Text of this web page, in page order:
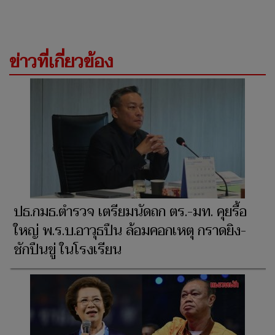
ข่าวที่เกี่ยวข้อง
ปธ.กมธ.ตำรวจ เตรียมนัดถก ตร.-มท. คุยรื้อ
ใหญ่ พ.ร.บ.อาวุธปืน ล้อมคอกเหตุ กราดยิง-
ชักปืนขู่ ในโรงเรียน